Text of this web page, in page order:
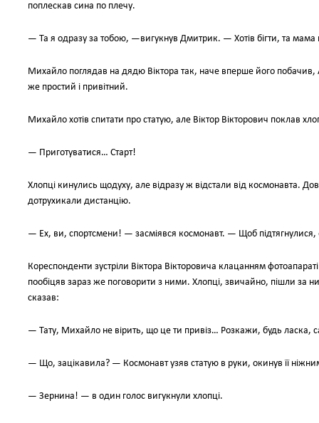
поплескав сина по плечу.
— Та я одразу за тобою, —вигукнув Дмитрик. — Хотів бігти, та мама
Михайло поглядав на дядю Віктора так, наче вперше його побачив,
же простий і привітний.
Михайло хотів спитати про статую, але Віктор Вікторович поклав
— Приготуватися… Старт!
Хлопці кинулись щодуху, але відразу ж відстали від космонавта.
дотрухикали дистанцію.
— Ех, ви, спортсмени! — засміявся космонавт. — Щоб підтягнулися,
Кореспонденти зустріли Віктора Вікторовича клацанням
пообіцяв зараз же поговорити з ними. Хлопці, звичайно, пішли за
сказав:
— Тату, Михайло не вірить, що це ти привіз… Розкажи, будь ласка,
— Що, зацікавила? — Космонавт узяв статую в руки, окинув її
— Зернина! — в один голос вигукнули хлопці.